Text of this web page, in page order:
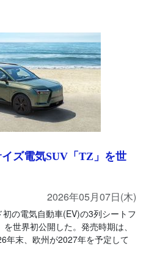
ズ電気SUV「TZ」を世
2026年05月07日(木)
の電気自動車(EV)の3列シートフ
世界初公開した。発売時期は、
年末、欧州が2027年を予定して